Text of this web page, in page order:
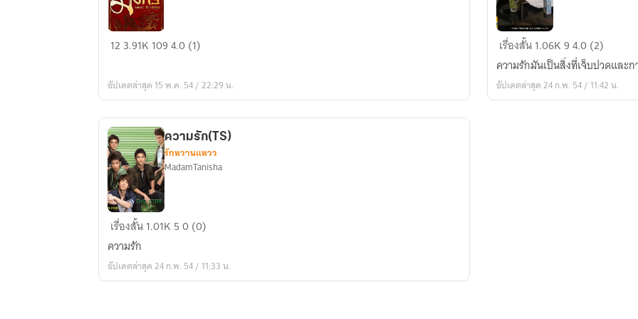
หนี้
รัก
12 3.91K 1094.0 (1)
อัปเดตล่าสุด 15 พ.ค. 54 / 22:29 น.
อย่า
ความ
หวัง
เรื่องสั้น1.06K94.0 (2)
ความรักมันเป็นสิ่งที่เจ็บปวดและ
อัปเดตล่าสุด 24 ก.พ. 54 / 11:42 น.
ความ
รัก(TS)
ความรัก(TS)
รักหวานแหวว
MadamTanisha
เรื่องสั้น1.01K 50 (0)
ความรัก
อัปเดตล่าสุด 24 ก.พ. 54 / 11:33 น.